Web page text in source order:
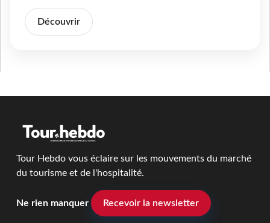
Découvrir
Tour Hebdo vous éclaire sur les mouvements du marché
du tourisme et de l'hospitalité.
Ne rien manquer Recevoir la newsletter